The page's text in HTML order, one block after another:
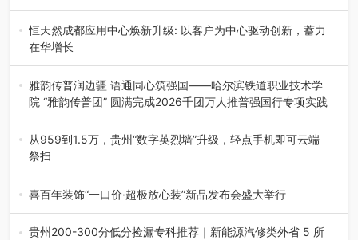
2026年7月21日，2026年“贵州很值得”暨抖音“心动目的
地”（贵州站）主题…
恒天然成都应用中心焕新升级: 以客户为中心驱动创新，蓄力
在华增长
融合全球研发实力与本土洞察，深化客户共创，赋能西南市
场创新发展 （7月27日，成…
雅韵传普润边疆 语通同心筑强国——哈尔滨铁道职业技术学
院 “雅韵传普团” 圆满完成2026千团万人推普强国行专项实践
为扎实推进2026“千团万人推普强国行”大学生暑期社会实
践，牢牢紧扣 “雅韵传普…
从959到1.5万，贵州“数字英烈墙”升级，轻点手机即可云端
祭扫
八一建军节到来之际，由贵州省退役军人事务厅指导，贵阳
市退役军人事务局联合贵州广电…
喜百年装饰“一口价·超极放心装”新品发布会盛大举行
2026年7月31日，喜百年装饰“一口价·超极放心装”新品发布
会在贵阳隆重举行。…
贵州200-300分低分捡漏专科推荐｜新能源汽修类外省 5 所